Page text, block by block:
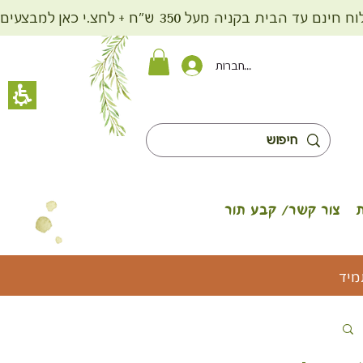
בקניה מעל 350 ש"ח + לחצ.י כאן למבצעים
להתחברות
צור קשר/ קבע תור